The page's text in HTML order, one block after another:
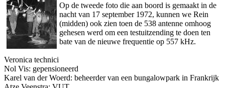
Op de tweede foto die aan boord is gemaakt in de
nacht van 17 september 1972, kunnen we Rein
(midden) ook zien toen de 538 antenne omhoog
gehesen werd om een testuitzending te doen ten
bate van de nieuwe frequentie op 557 kHz.
Veronica technici
Nol Vis: gepensioneerd
Karel van der Woerd: beheerder van een bungalowpark in Frankrijk